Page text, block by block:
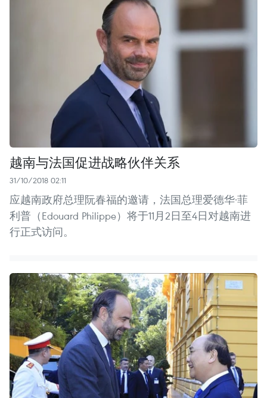
越南与法国促进战略伙伴关系
31/10/2018 02:11
应越南政府总理阮春福的邀请，法国总理爱德华·菲
利普（Edouard Philippe）将于11月2日至4日对越南进
行正式访问。